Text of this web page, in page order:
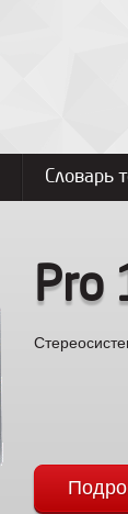
Словарь
Pro